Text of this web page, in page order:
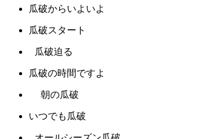
瓜破からいよいよ
瓜破スタート
瓜破迫る
瓜破の時間ですよ
朝の瓜破
いつでも瓜破